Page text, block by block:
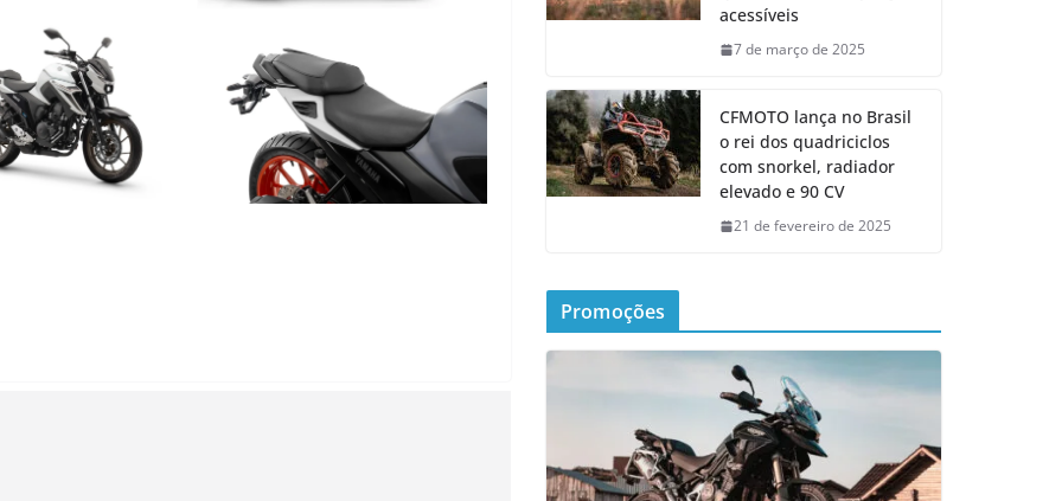
acessíveis
7 de março de 2025
CFMOTO lança no Brasil
o rei dos quadriciclos
com snorkel, radiador
elevado e 90 CV
21 de fevereiro de 2025
Promoções